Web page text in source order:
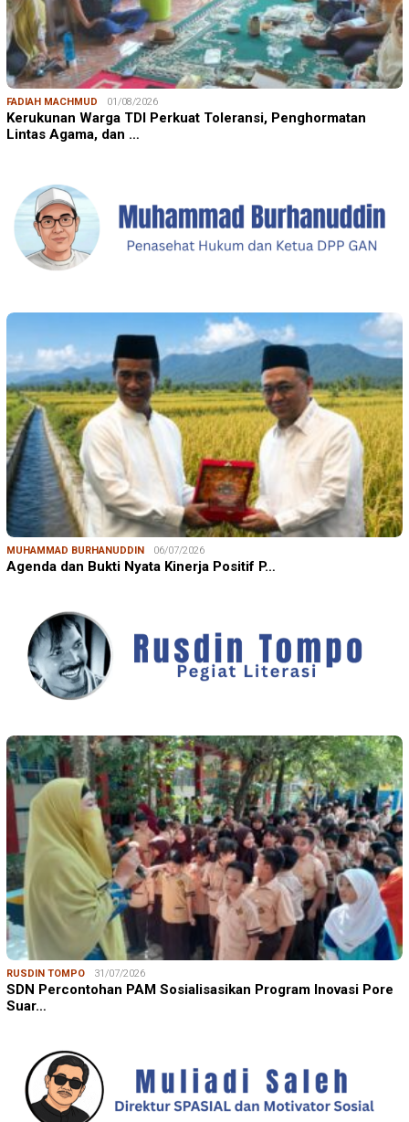
FADIAH MACHMUD 01/08/2026
Kerukunan Warga TDI Perkuat Toleransi, Penghormatan
Lintas Agama, dan …
MUHAMMAD BURHANUDDIN 06/07/2026
Agenda dan Bukti Nyata Kinerja Positif P…
RUSDIN TOMPO 31/07/2026
SDN Percontohan PAM Sosialisasikan Program Inovasi Pore
Suar…